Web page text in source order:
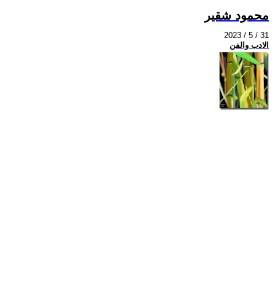
محمود شقير
2023 / 5 / 31
الادب والفن